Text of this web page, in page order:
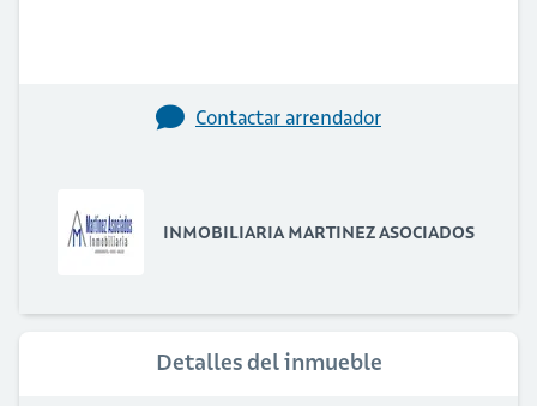
Contactar arrendador
INMOBILIARIA MARTINEZ ASOCIADOS
Detalles del inmueble